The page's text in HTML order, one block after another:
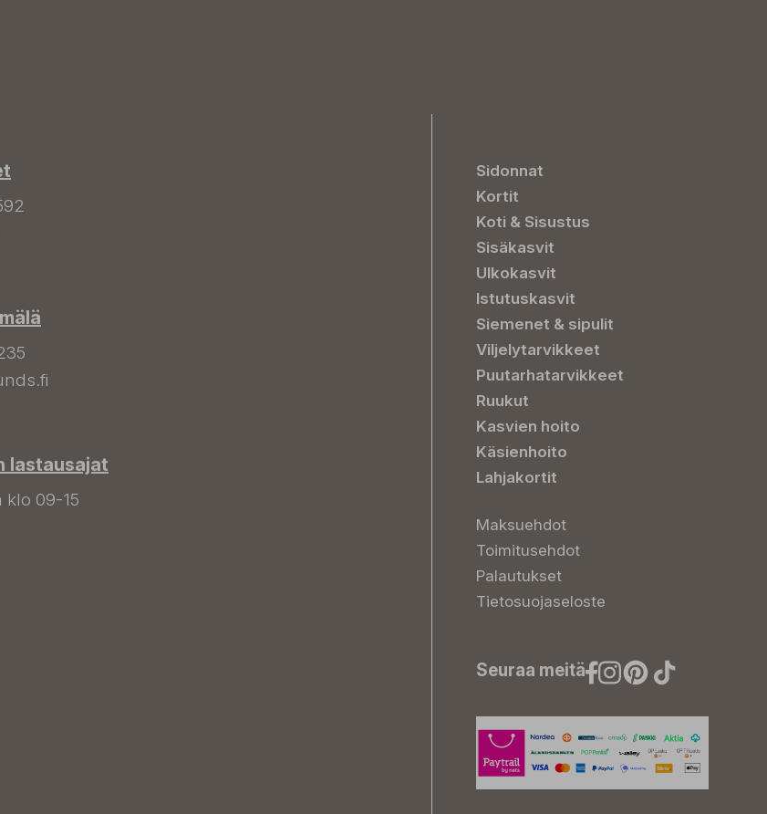
lastausajat
klo 09-15
Sidonnat
Kortit
Koti & Sisustus
Sisäkasvit
Ulkokasvit
Istutuskasvit
Siemenet & sipulit
Viljelytarvikkeet
Puutarhatarvikkeet
Ruukut
Kasvien hoito
Käsienhoito
Lahjakortit
Maksuehdot
Toimitusehdot
Palautukset
Tietosuojaseloste
Seuraa meitä